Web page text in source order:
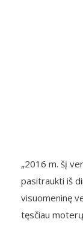
„2016 m. šį
pasitraukti iš
visuomeninę
tęsčiau